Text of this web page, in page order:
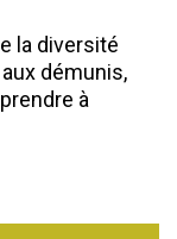
la diversité
démunis,
à